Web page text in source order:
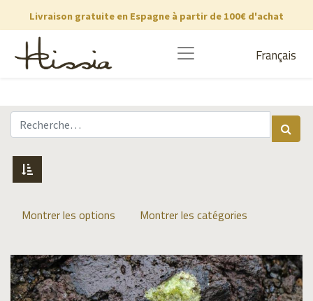
Livraison gratuite en Espagne à partir de 100€ d'achat
Français
Montrer les options Montrer les catégories